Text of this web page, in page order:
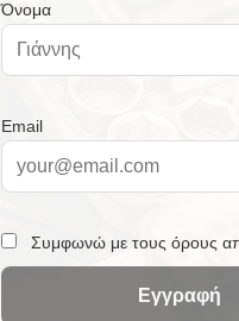
επινικελωμένη, με